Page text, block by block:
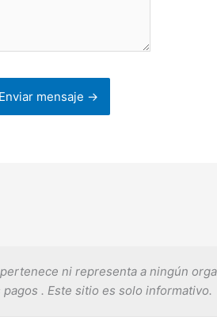
ni representa a ningún
. Este sitio es solo informativo.